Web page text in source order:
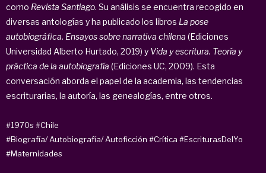
como Revista Santiago. Su análisis se encuentra recogido en
diversas antologías y ha publicado los libros La pose
autobiográfica. Ensayos sobre narrativa chilena (Ediciones
Universidad Alberto Hurtado, 2019) y Vida y escritura. Teoría y
práctica de la autobiografía (Ediciones UC, 2009). Esta
conversación aborda el papel de la academia, las tendencias
escriturarias, la autoría, las genealogías, entre otros.
#1970s #Chile
#Biografía/ Autobiografía/ Autoficción #Crítica #EscriturasDelYo
#Maternidades